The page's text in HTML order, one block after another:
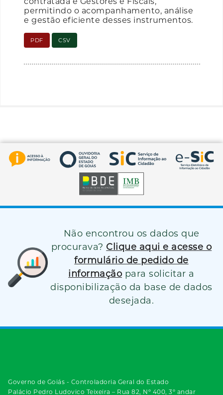
permitindo o acompanhamento, análise
e gestão eficiente desses instrumentos.
PDF CSV
Não encontrou os dados que
procurava? Clique aqui e acesse o
formulário de pedido de
informação para solicitar a
disponibilização da base de dados
desejada.
Governo de Goiás - Controladoria Geral do Estado
Palácio Pedro Ludovico Teixeira – Rua 82, Nº 400, 3º andar